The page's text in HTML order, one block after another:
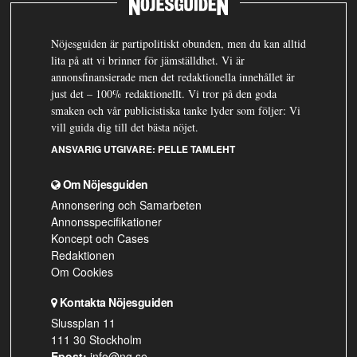
Nöjesguiden är partipolitiskt obunden, men du kan alltid
lita på att vi brinner för jämställdhet. Vi är
annonsfinansierade men det redaktionella innehållet är
just det – 100% redaktionellt. Vi tror på den goda
smaken och vår publicistiska tanke lyder som följer: Vi
vill guida dig till det bästa nöjet.
ANSVARIG UTGIVARE: PELLE TAMLEHT
Om Nöjesguiden
Annonsering och Samarbeten
Annonsspecifikationer
Koncept och Cases
Redaktionen
Om Cookies
Kontakta Nöjesguiden
Slussplan 11
111 30 Stockholm